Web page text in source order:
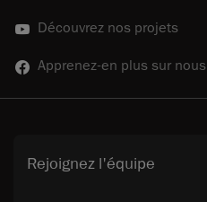
Découvrez nos projets
Apprenez-en plus sur nous
Rejoignez l'équipe